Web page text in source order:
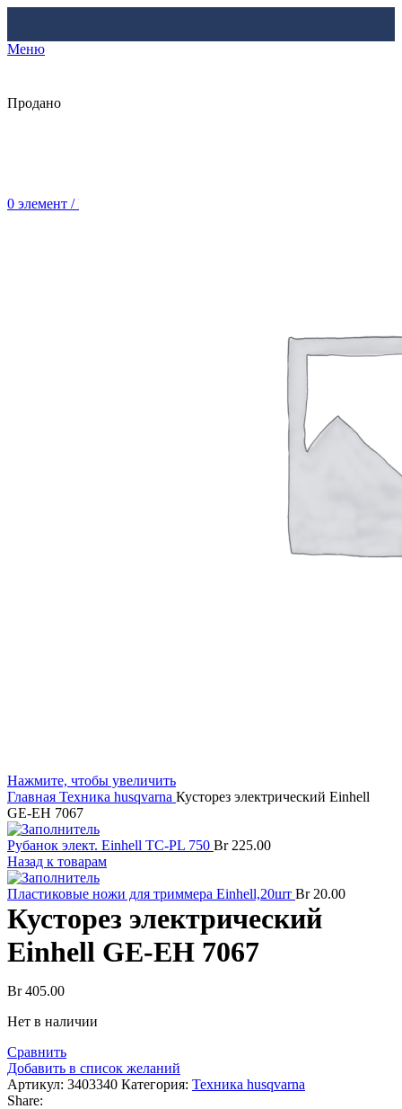
Меню
0 элемент / Br
Продано
Нажмите, чтобы увеличить
Главная Техника husqvarna Кусторез электрический Einhell
GE-EH 7067
Рубанок элект. Einhell TC-PL 750 Br225.00
Назад к товарам
Пластиковые ножи для триммера Einhell,20шт Br20.00
Кусторез электрический
Einhell GE-EH 7067
Br405.00
Нет в наличии
Сравнить
Добавить в список желаний
Артикул: 3403340 Категория: Техника husqvarna
Share: